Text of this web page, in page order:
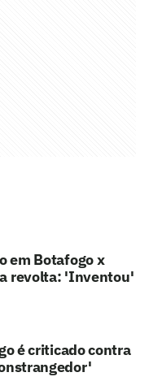
em Botafogo x
revolta: 'Inventou'
é criticado contra